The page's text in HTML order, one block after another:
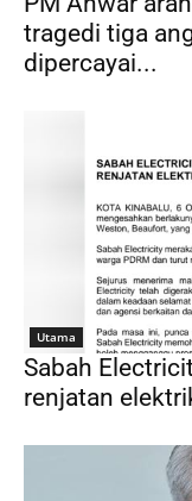
tragedi tiga
dipercayai...
Utama
Sabah
renjatan